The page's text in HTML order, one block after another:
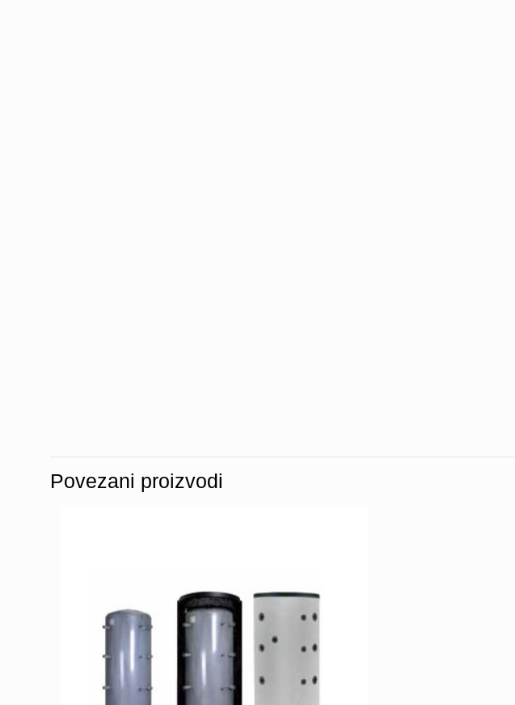
Povezani proizvodi